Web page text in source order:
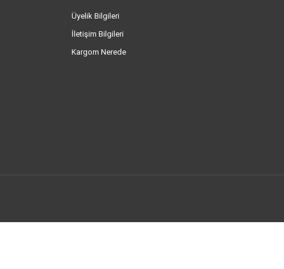
Üyelik Bilgileri
İletişim Bilgileri
Kargom Nerede